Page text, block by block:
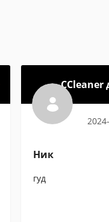
CCleaner
Ник
гуд